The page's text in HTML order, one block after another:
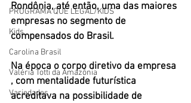
PROGRAMA QUE LEGAL/KIDS
Kids
Carolina Brasil
Valéria Totti da Amazônia
Variedades
Rondônia, até então, uma das maiores
empresas no segmento de
compensados do Brasil.
Na época o corpo diretivo da empresa
, com mentalidade futurística
acreditava na possibilidade de